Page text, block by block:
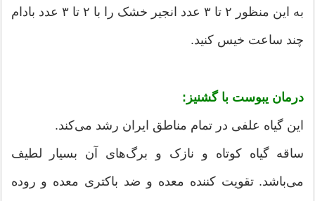
به این منظور ۲ تا ۳ عدد انجیر خشک را با ۲ تا ۳ عدد بادام
چند ساعت خیس کنید.
درمان یبوست با گشنیز:
این گیاه علفی در تمام مناطق ایران رشد می‌کند.
ساقه گیاه کوتاه و نازک و برگ‌های آن بسیار لطیف
می‌باشد. تقویت کننده معده و ضد باکتری معده و روده